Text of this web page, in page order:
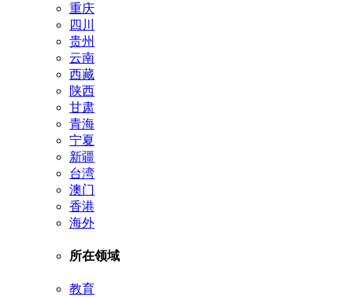
重庆
四川
贵州
云南
西藏
陕西
甘肃
青海
宁夏
新疆
台湾
澳门
香港
海外
所在领域
教育